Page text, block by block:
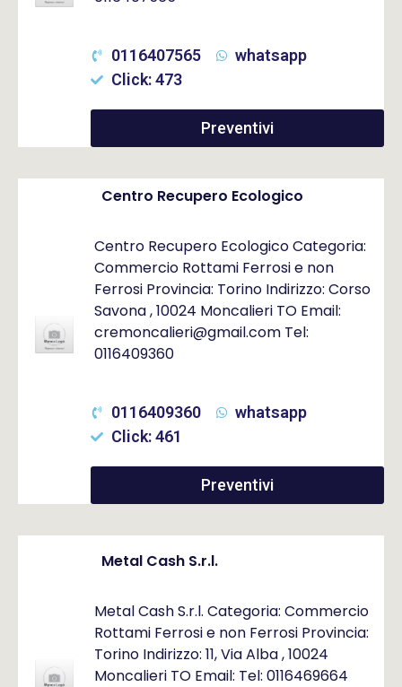
0116407565
whatsapp
Click: 473
Preventivi
Centro Recupero Ecologico
Centro Recupero Ecologico Categoria:
Commercio Rottami Ferrosi e non
Ferrosi Provincia: Torino Indirizzo: Corso
Savona , 10024 Moncalieri TO Email:
cremoncalieri@gmail.com Tel:
0116409360
0116409360
whatsapp
Click: 461
Preventivi
Metal Cash S.r.l.
Metal Cash S.r.l. Categoria: Commercio
Rottami Ferrosi e non Ferrosi Provincia:
Torino Indirizzo: 11, Via Alba , 10024
Moncalieri TO Email: Tel: 0116469664